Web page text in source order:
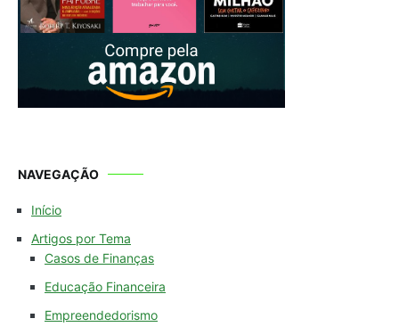
NAVEGAÇÃO
Início
Artigos por Tema
Casos de Finanças
Educação Financeira
Empreendedorismo